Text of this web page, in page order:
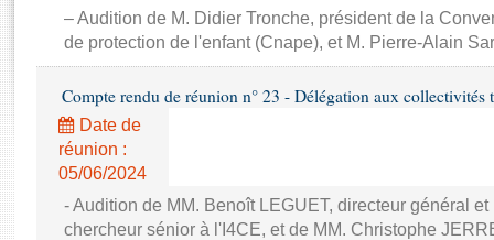
Baromètre de l’application des lois
Dossiers législatifs
Budget et sécurité sociale
Liens vers les sites publics
– Audition de M. Didier Tronche, président de la
de protection de l'enfant (Cnape), et M. Pierre-Alain
Compte rendu de réunion n° 23 - Délégation aux collectivités
Date de
réunion :
05/06/2024
- Audition de MM. Benoît LEGUET, directeur général
chercheur sénior à l'I4CE, et de MM. Christophe